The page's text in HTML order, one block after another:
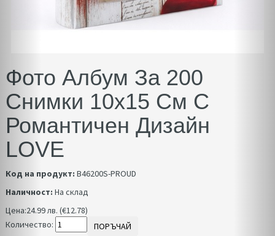
Фото Албум За 200
Снимки 10x15 См С
Романтичен Дизайн
LOVE
Код на продукт: B46200S-PROUD
Наличност: На склад
Цена:24.99 лв. (€12.78)
Количество:
ПОРЪЧАЙ